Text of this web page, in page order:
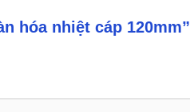
hóa nhiệt cáp 120mm”